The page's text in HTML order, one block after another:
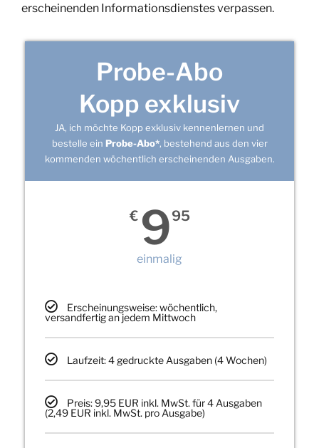
erscheinenden Informationsdienstes verpassen.
Probe-Abo
Kopp exklusiv
JA, ich möchte Kopp exklusiv kennenlernen und
bestelle ein Probe-Abo*, bestehend aus den vier
kommenden wöchentlich erscheinenden Ausgaben.
€ 995
einmalig
Erscheinungsweise: wöchentlich,
versandfertig an jedem Mittwoch
Laufzeit: 4 gedruckte Ausgaben (4 Wochen)
Preis: 9,95 EUR inkl. MwSt. für 4 Ausgaben
(2,49 EUR inkl. MwSt. pro Ausgabe)